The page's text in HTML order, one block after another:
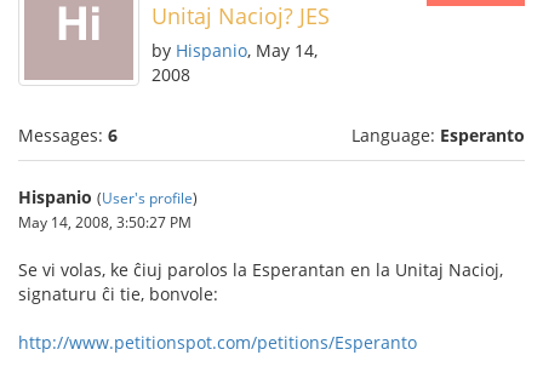
Unitaj Nacioj? JES
by Hispanio, May 14,
2008
Messages: 6 Language: Esperanto
Hispanio (User's profile)
May 14, 2008, 3:50:27 PM
Se vi volas, ke ĉiuj parolos la Esperantan en la Unitaj Nacioj,
signaturu ĉi tie, bonvole:
http://www.petitionspot.com/petitions/Esperanto